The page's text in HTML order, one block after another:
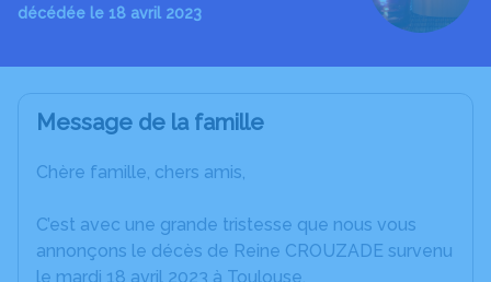
décédée le 18 avril 2023
Message de la famille
Chère famille, chers amis,
C’est avec une grande tristesse que nous vous
annonçons le décès de Reine CROUZADE survenu
le mardi 18 avril 2023 à Toulouse.